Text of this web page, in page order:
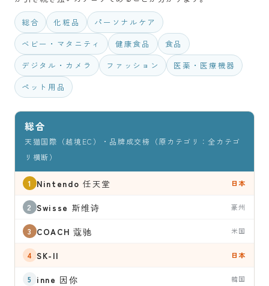
総合 化粧品
パーソナルケア
ベビー・マタニティ
健康食品
食品
デジタル・カメラ
ファッション
医薬・医療機器
ペット用品
総合
天猫国際（越境EC）・品牌成交榜（原カテゴリ：全カテゴ
リ横断）
Nintendo 任天堂 日本
Swisse 斯维诗 豪州
COACH 蔻驰 米国
SK-II 日本
inne 因你 韓国